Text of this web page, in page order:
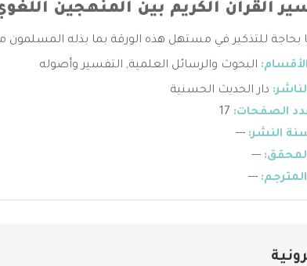
القرآن الكريم بين المنهجين
بحاجة للتذكير في مستهل هذه الورقة بما بذله المسلمون
الأقسام: البحوث والرسائل العلمية, التفسير وأصوله
دار الحديث الحسنية
الصفحات:
النشر: ---
---
المترجم: ---